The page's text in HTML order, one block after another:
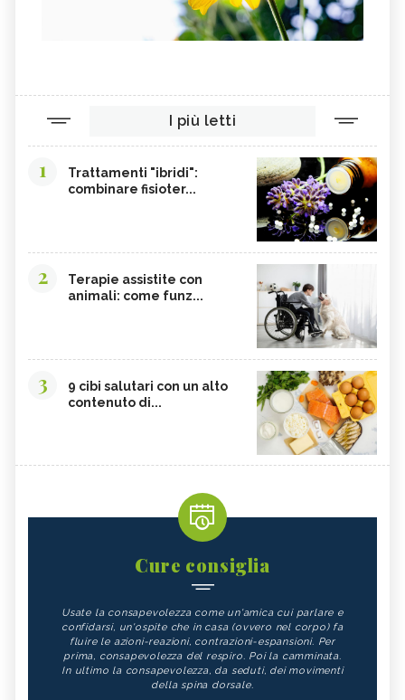
I più letti
1
Trattamenti "ibridi":
combinare fisioter...
2
Terapie assistite con
animali: come funz...
3
9 cibi salutari con un alto
contenuto di...
Cure consiglia
Usate la consapevolezza come un'amica cui parlare e
confidarsi, un'ospite che in casa (ovvero nel corpo) fa
fluire le azioni-reazioni, contrazioni-espansioni. Per
prima, consapevolezza del respiro. Poi la camminata.
In ultimo la consapevolezza, da seduti, dei movimenti
della spina dorsale.